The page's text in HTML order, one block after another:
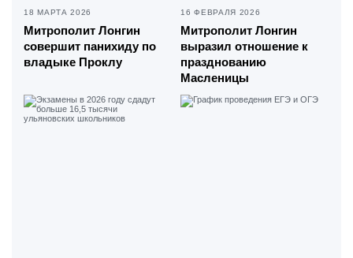
18 МАРТА 2026
Митрополит Лонгин
совершит панихиду по
владыке Проклу
16 ФЕВРАЛЯ 2026
Митрополит Лонгин
выразил отношение к
празднованию
Масленицы